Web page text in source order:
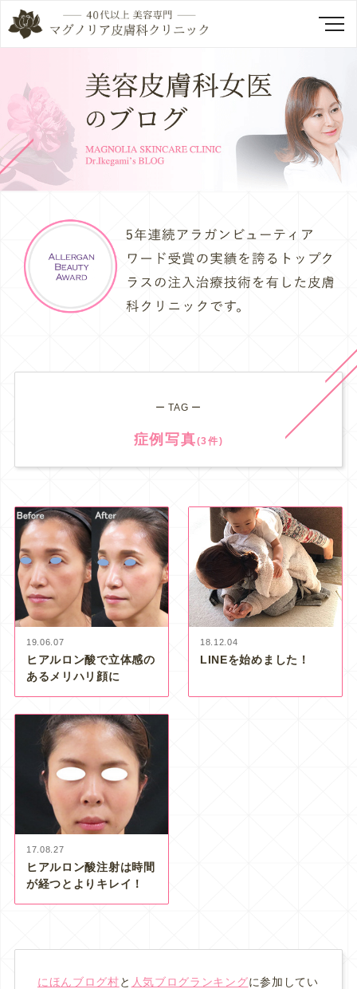
ー TAG ー
症例写真(3件)
19.06.07
ヒアルロン酸で立体感の
あるメリハリ顔に
18.12.04
LINEを始めました！
17.08.27
ヒアルロン酸注射は時間
が経つとよりキレイ！
にほんブログ村と 人気ブログランキングに参加してい